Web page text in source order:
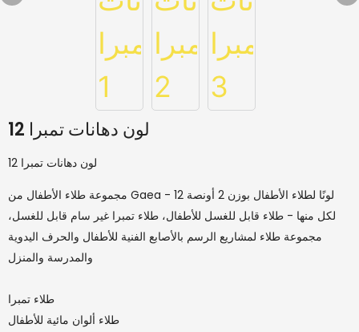
12 لون دهانات تمبرا
12 لون دهانات تمبرا
مجموعة طلاء الأطفال من Gaea - 12 لونًا لطلاء الأطفال بوزن 2 أونصة
لكل منها - طلاء قابل للغسل للأطفال، طلاء تمبرا غير سام قابل للغسل،
مجموعة طلاء لمشاريع الرسم بالأصابع الفنية للأطفال والحرف اليدوية
والمدرسة والمنزل
طلاء تمبرا